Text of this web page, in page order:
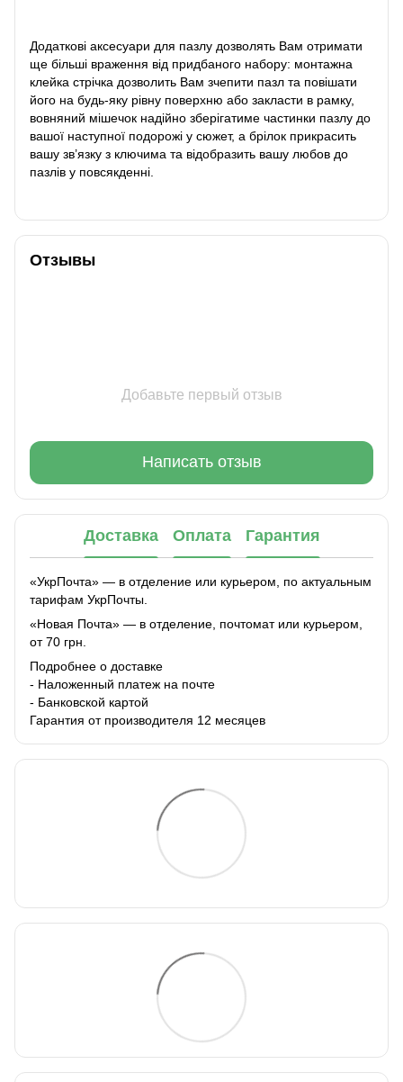
Додаткові аксесуари для пазлу дозволять Вам отримати
ще більші враження від придбаного набору: монтажна
клейка стрічка дозволить Вам зчепити пазл та повішати
його на будь-яку рівну поверхню або закласти в рамку,
вовняний мішечок надійно зберігатиме частинки пазлу до
вашої наступної подорожі у сюжет, а брілок прикрасить
вашу зв’язку з ключима та відобразить вашу любов до
пазлів у повсякденні.
Отзывы
Добавьте первый отзыв
Написать отзыв
Доставка Оплата Гарантия
«УкрПочта» — в отделение или курьером, по актуальным
тарифам УкрПочты.
«Новая Почта» — в отделение, почтомат или курьером,
от 70 грн.
Подробнее о доставке
- Наложенный платеж на почте
- Банковской картой
Гарантия от производителя 12 месяцев